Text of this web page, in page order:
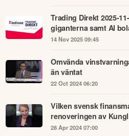
Trading Direkt 2025-
giganterna samt AI
14 Nov 2025 09:45
Omvända
än väntat
22 Oct 2024 06:20
Vilken svensk
renoveringen av
28 Apr 2024 07:00